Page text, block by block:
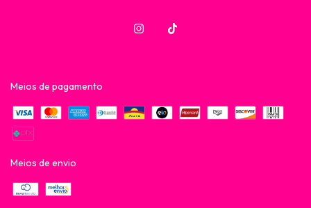
Meios de pagamento
Meios de envio